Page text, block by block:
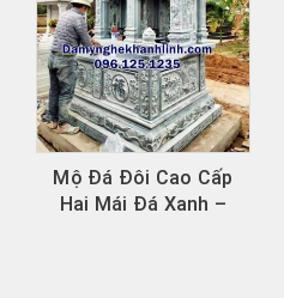
Mộ Đá Đôi Hiện
Mẫu Tam Sơn Đá